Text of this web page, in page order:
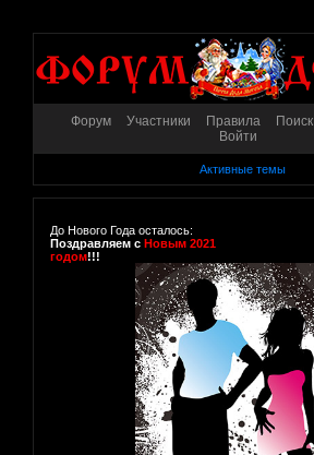
Форум Участники Правила Поиск
Войти
Активные темы
До Нового Года осталось:
Поздравляем с Новым 2021
годом!!!